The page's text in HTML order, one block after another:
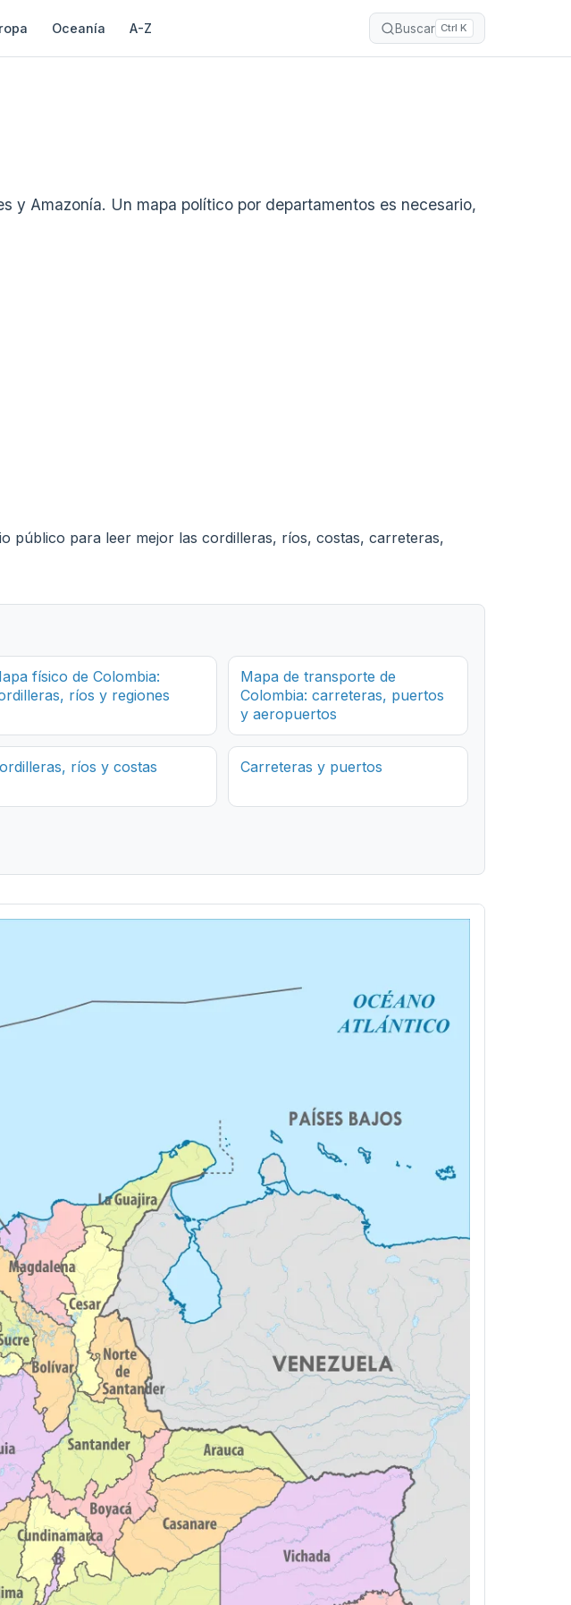
Oceanía A-Z Buscar Ctrl K
y Amazonía. Un mapa político por departamentos es necesario,
público para leer mejor las cordilleras, ríos, costas, carreteras,
físico de Colombia:
ríos y regiones
Mapa de transporte de
Colombia: carreteras, puertos
y aeropuertos
ríos y costas Carreteras y puertos